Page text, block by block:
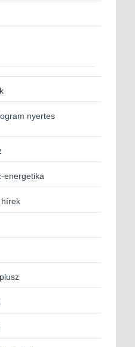
nyertes
energetika